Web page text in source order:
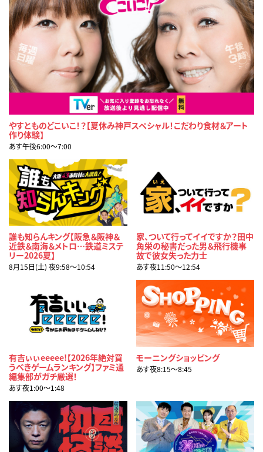
やすとものどこいこ！？【夏休み神戸スペシャル！こだわり食材＆アート
作り体験】
あす午後6:00〜7:00
誰も知らんキング【阪急＆阪神＆
近鉄＆南海＆メトロ…鉄道ミステ
リー2026夏】
8月15日(土) 夜9:58〜10:54
家、ついて行ってイイですか？田中
角栄の秘書だった男＆飛行機事
故で彼女失った力士
あす夜11:50〜12:54
有吉ぃぃeeeee!【2026年絶対買
うべきゲームランキング】ファミ通
編集部がガチ厳選！
あす夜1:00〜1:48
モーニングショッピング
あす夜8:15〜8:45